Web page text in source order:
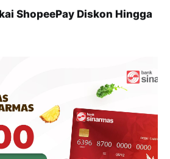
ShopeePay Diskon Hingga